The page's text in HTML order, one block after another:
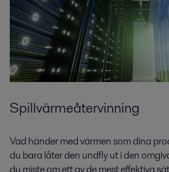
Spillvärmeåtervinning
Vad händer med värmen som dina
du bara låter den undfly ut i den
du miste om ett av de mest effektiva